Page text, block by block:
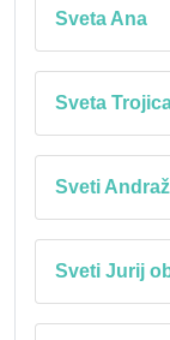
Sveta Ana
Sveta
Sveti
Sveti Jurij